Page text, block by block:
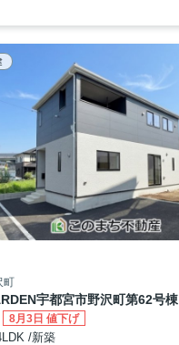
町
宇都宮市野沢町第62号棟
8月3日 値下げ
/新築